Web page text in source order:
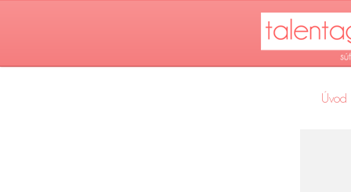
Úvod